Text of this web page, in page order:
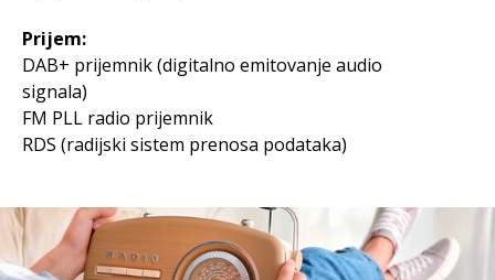
Prijem:
DAB+ prijemnik (digitalno emitovanje audio
signala)
FM PLL radio prijemnik
RDS (radijski sistem prenosa podataka)